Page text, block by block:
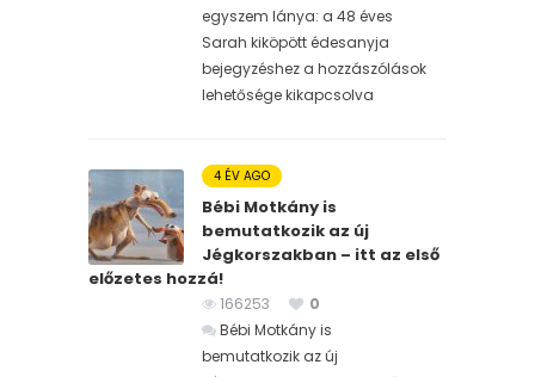
egyszem lánya: a 48 éves
Sarah kiköpött édesanyja
bejegyzéshez a hozzászólások
lehetősége kikapcsolva
4 ÉV AGO
Bébi Motkány is
bemutatkozik az új
Jégkorszakban – itt az első
előzetes hozzá!
166253
0
Bébi Motkány is
bemutatkozik az új